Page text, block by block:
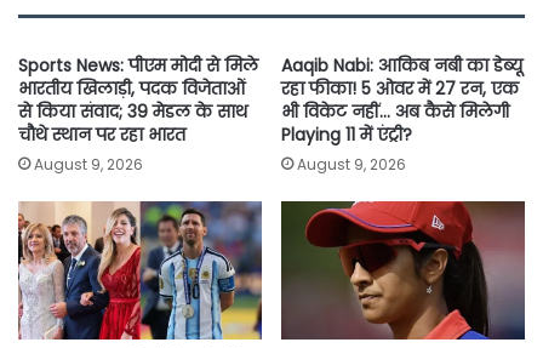
o
k
r
p
p
n
k
Sports News: पीएम मोदी से मिले
भारतीय खिलाड़ी, पदक विजेताओं
से किया संवाद; 39 मेडल के साथ
चौथे स्थान पर रहा भारत
August 9, 2026
Aaqib Nabi: आकिब नबी का डेब्यू
रहा फीका! 5 ओवर में 27 रन, एक
भी विकेट नहीं… अब कैसे मिलेगी
Playing 11 में एंट्री?
August 9, 2026